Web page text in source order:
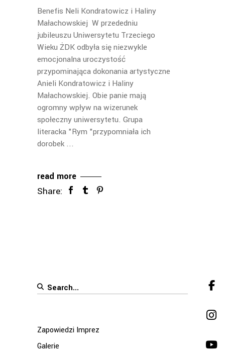
Benefis Neli Kondratowicz i Haliny
Małachowskiej W przededniu
jubileuszu Uniwersytetu Trzeciego
Wieku ŻDK odbyła się niezwykle
emocjonalna uroczystość
przypominająca dokonania artystyczne
Anieli Kondratowicz i Haliny
Małachowskiej. Obie panie mają
ogromny wpływ na wizerunek
społeczny uniwersytetu. Grupa
literacka "Rym "przypomniała ich
dorobek
read more
Share:
Search
Zapowiedzi Imprez
Galerie